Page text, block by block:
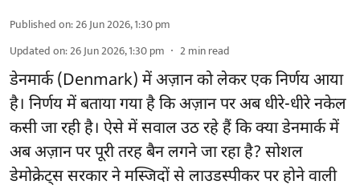
Published on:26 Jun 2026, 1:30 pm
Updated on:26 Jun 2026, 1:30 pm 2min read
डेनमार्क (Denmark) में अज़ान को लेकर एक निर्णय आया
है। निर्णय में बताया गया है कि अज़ान पर अब धीरे-धीरे नकेल
कसी जा रही है। ऐसे में सवाल उठ रहे हैं कि क्या डेनमार्क में
अब अज़ान पर पूरी तरह बैन लगने जा रहा है? सोशल
डेमोक्रेट्स सरकार ने मस्जिदों से लाउडस्पीकर पर होने वाली